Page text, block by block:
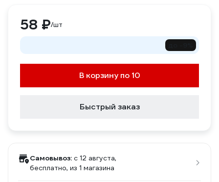
58 ₽/шт
В корзину по 10
Быстрый заказ
Самовывоз: c 12 августа,
бесплатно, из 1 магазина